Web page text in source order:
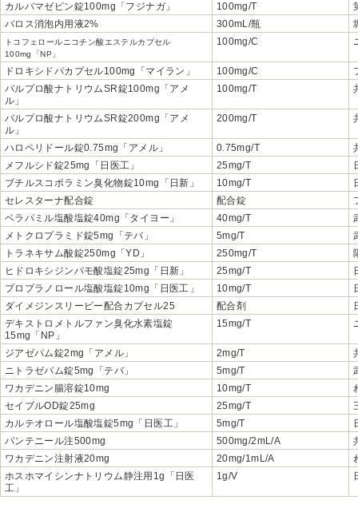
カルバマゼピン錠100mg「フジナガ」
100mg/T
バロス消泡内用液2%
300mL/瓶
トコフェロールニコチン酸エステルカプセル
100mg「NP」
100mg/C
ドロキシドパカプセル100mg「マイラン」 100mg/C
バルプロ酸ナトリウムSR錠100mg「アメ
ル」
100mg/T
バルプロ酸ナトリウムSR錠200mg「アメ
ル」
200mg/T
ハロペリドール錠0.75mg「アメル」 0.75mg/T
メフルシド錠25mg「日医工」
25mg/T
ブチルスコポラミン臭化物錠10mg「日新」
10mg/T
セレスターナ配合錠
配合錠
ベラパミル塩酸塩錠40mg「タイヨー」
40mg/T
メトクロプラミド錠5mg「テバ」
5mg/T
トラネキサム酸錠250mg「YD」
250mg/T
ヒドロキシジンパモ酸塩錠25mg「日新」
25mg/T
プロプラノロール塩酸塩錠10mg「日医工」
10mg/T
ダイメジンスリービー配合カプセル25
配合剤
デキストロメトルファン臭化水素塩錠
15mg「NP」
15mg/T
ジアゼパム錠2mg「アメル」 2mg/T
ニトラゼパム錠5mg「テバ」
5mg/T
ワカデニン腸溶錠10mg
10mg/T
セイブルOD錠25mg
25mg/T
カルテオロール塩酸塩錠5mg「日医工」
5mg/T
パンテニール注500mg
500mg/2mL/A
ワカデニン注射液20mg
20mg/1mL/A
ホスホマイシンナトリウム静注用1g「日医
工」
1g/V